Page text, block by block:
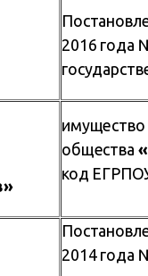
2016 года
имущество
общества
код
2014 года